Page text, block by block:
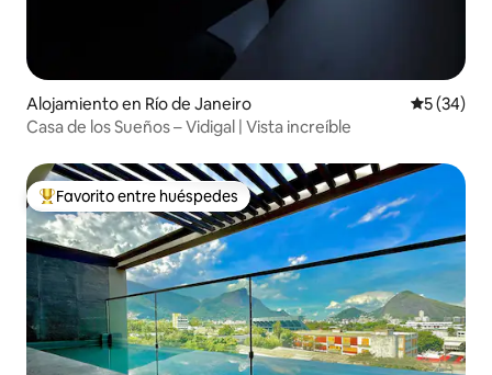
Alojamiento en Río de Janeiro
5 (34)
Casa de los Sueños – Vidigal | Vista increíble
Favorito entre huéspedes preferido
Favorito entre huéspedes